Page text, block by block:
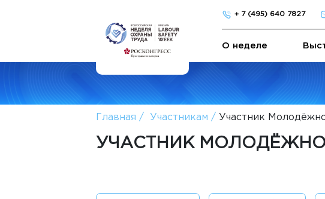
+ 7 (495) 640 7827
О неделе
Главная Участникам Участник
УЧАСТНИК